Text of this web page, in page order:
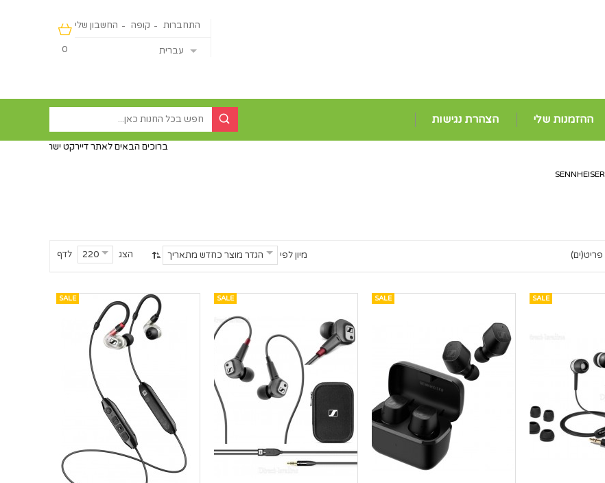
0
החשבון שלי קופה התחברות
עברית
ההזמנות שלי הצהרת נגישות
ברוכים הבאים לאתר דיירקט ישראליין - מכירה מהיבואן
SENNHEISER
הצג 220 לדף מיון לפי הגדר מוצר כחדש מתאריך
SALE
SALE
SALE
SALE